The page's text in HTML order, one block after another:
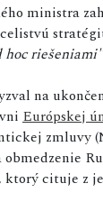
ministra
hoc riešeniami"
na
Európskej
zmluvy
cituje z